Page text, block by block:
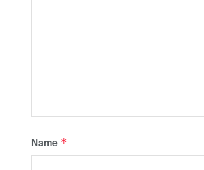
Name *